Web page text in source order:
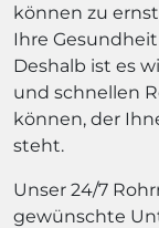
können zu
Ihre
Deshalb ist es
und schnellen
können, der
steht.
Unser 24/7
gewünschte